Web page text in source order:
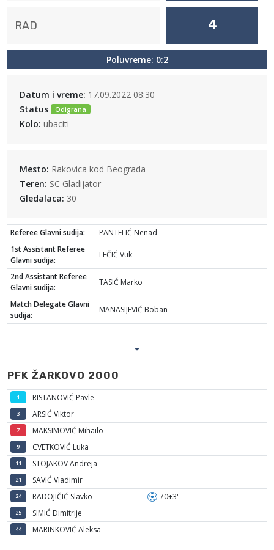
RAD 4
Poluvreme: 0:2
Datum i vreme: 17.09.2022 08:30
Status
Odigrana
Kolo: ubaciti
Mesto: Rakovica kod Beograda
Teren: SC Gladijator
Gledalaca: 30
Referee Glavni sudija:
PANTELIĆ Nenad
1st Assistant Referee
Glavni sudija:
LEČIĆ Vuk
2nd Assistant Referee
Glavni sudija:
TASIĆ Marko
Match Delegate Glavni
sudija:
MANASIJEVIĆ Boban
PFK ŽARKOVO 2000
1 RISTANOVIĆ Pavle
3 ARSIĆ Viktor
7 MAKSIMOVIĆ Mihailo
9 CVETKOVIĆ Luka
11 STOJAKOV Andreja
21 SAVIĆ Vladimir
24 RADOJIČIĆ Slavko 70+3'
25 SIMIĆ Dimitrije
44 MARINKOVIĆ Aleksa